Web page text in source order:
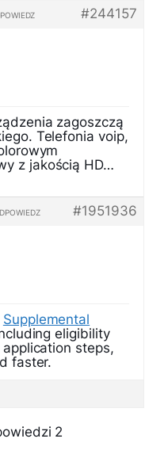
#244157
zagoszczą
Telefonia voip,
z jakością HD…
#1951936
Supplemental
eligibility
steps,
faster.
2